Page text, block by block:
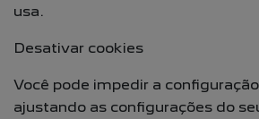
usa.
Desativar cookies
Você pode impedir a
ajustando as configurações do